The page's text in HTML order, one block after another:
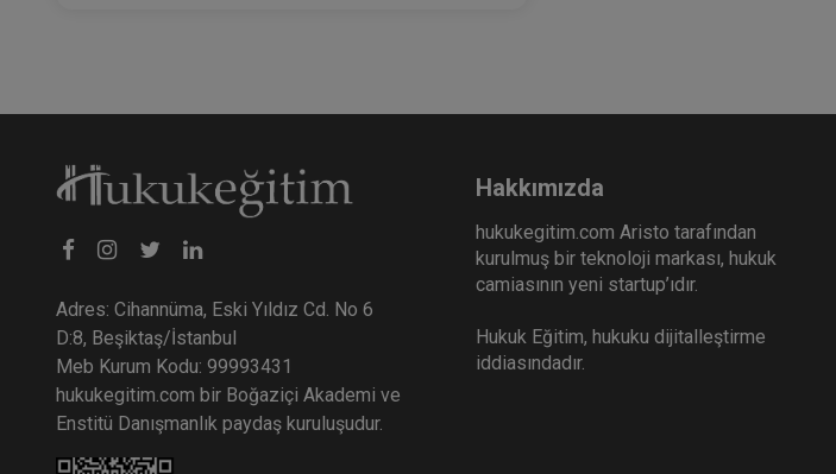
Adres: Cihannüma, Eski Yıldız Cd. No 6
D:8, Beşiktaş/İstanbul
Meb Kurum Kodu: 99993431
hukukegitim.com bir Boğaziçi Akademi ve
Enstitü Danışmanlık paydaş kuruluşudur.
Hakkımızda
hukukegitim.com Aristo tarafından
kurulmuş bir teknoloji markası, hukuk
camiasının yeni startup’ıdır.
Hukuk Eğitim, hukuku dijitalleştirme
iddiasındadır.